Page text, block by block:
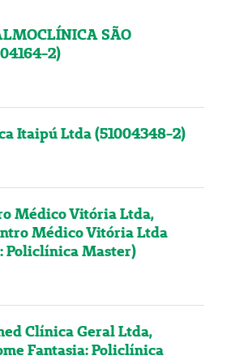
SÃO
2)
Itaipú Ltda (51004348-2)
Médico Vitória Ltda,
Médico Vitória Ltda
Policlínica Master)
Clínica Geral Ltda,
Fantasia: Policlínica